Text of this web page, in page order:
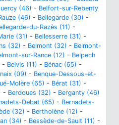
(46) - Belfort-sur-Rebenty
(46) - Bellegarde (30) -
du-Razès (11) -
(31) - Bellesserre (31) -
(32) - Belmont (32) - Belmont-
sur-Rance (12) - Belpech
- Belvis (11) - Bénac (65) -
(09) - Benque-Dessous-et-
Molère (65) - Bérat (31) -
- Berdoues (32) - Berganty (46)
Debat (65) - Bernadets-
(32) - Bertholène (12) -
(34) - Bessède-de-Sault (11) -